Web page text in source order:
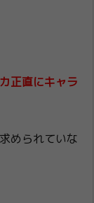
正直にキャラ
められていな